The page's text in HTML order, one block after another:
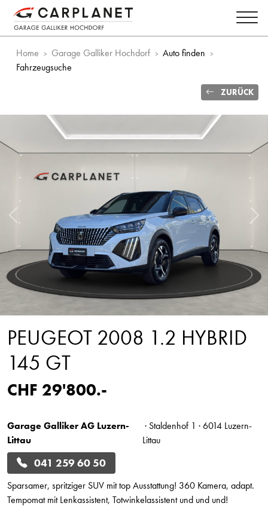
Home Garage Galliker Hochdorf
Auto finden
Fahrzeugsuche
ZURÜCK
Vorheriges Bild
PEUGEOT 2008 1.2 HYBRID
145 GT
CHF 29'800.-
Garage Galliker AG Luzern-
Littau
· Staldenhof 1 · 6014 Luzern-
Littau
041 259 60 50
Sparsamer, spritziger SUV mit top Ausstattung! 360 Kamera, adapt.
Tempomat mit Lenkassistent, Totwinkelassistent und und und!